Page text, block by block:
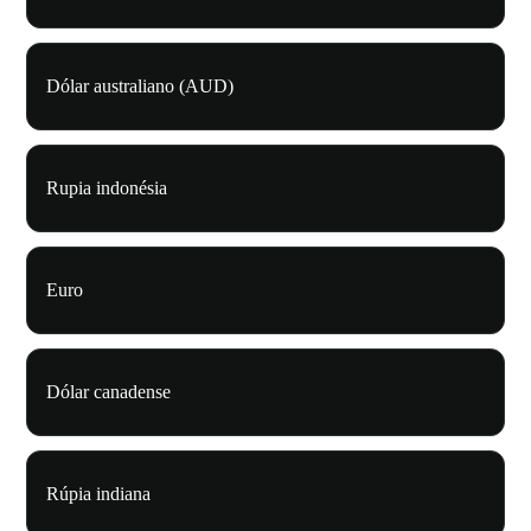
Dólar australiano (AUD)
Rupia indonésia
Euro
Dólar canadense
Rúpia indiana